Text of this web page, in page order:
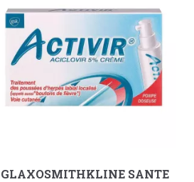
GLAXOSMITHKLINE SANTE